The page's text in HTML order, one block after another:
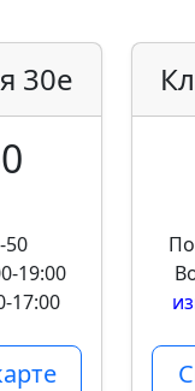
30е
50
19:00
17:00